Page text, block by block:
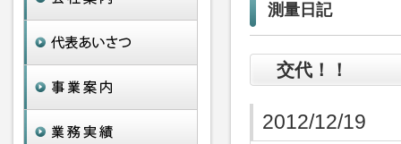
測量日記
交代！！
2012/12/19